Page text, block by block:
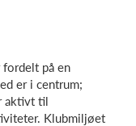
fordelt på en
er i centrum;
aktivt til
Klubmiljøet